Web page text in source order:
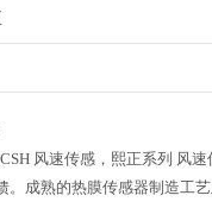
风速传感，熙正系列 风
。成熟的热膜传感器制造